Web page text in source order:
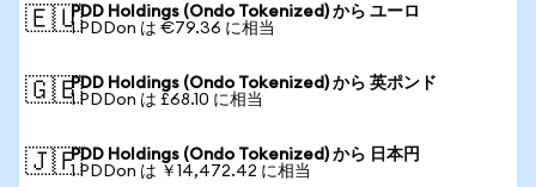
🇪🇺PDD Holdings (Ondo Tokenized) から ユーロ
1 PDDon は €79.36 に相当
🇬🇧PDD Holdings (Ondo Tokenized) から 英ポンド
1 PDDon は £68.10 に相当
🇯🇵PDD Holdings (Ondo Tokenized) から 日本円
1 PDDon は ￥14,472.42 に相当